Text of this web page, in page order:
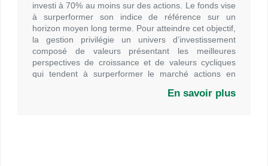
investi à 70% au moins sur des actions. Le fonds vise
à surperformer son indice de référence sur un
horizon moyen long terme. Pour atteindre cet objectif,
la gestion privilégie un univers d’investissement
composé de valeurs présentant les meilleures
perspectives de croissance et de valeurs cycliques
qui tendent à surperformer le marché actions en
En savoir plus